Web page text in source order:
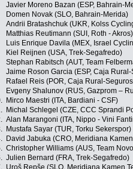
Javier Moreno Bazan (ESP, Bahrain-
Domen Novak (SLO, Bahrain-Merida)
Andrii Bratashchuk (UKR, Kolss
Matthias Reutimann (SUI, Roth - Akros)
Luis Enrique Davila (MEX, Israel
Kiel Reijnen (USA, Trek-Segafredo)
Stephan Rabitsch (AUT, Team
Jaime Roson Garcia (ESP, Caja
Rafael Reis (POR, Caja Rural-
Evgeny Shalunov (RUS, Gazprom –
Mirco Maestri (ITA, Bardiani - CSF)
Michal Schlegel (CZE, CCC Sprandi
Alan Marangoni (ITA, Nippo - Vini
Mustafa Sayar (TUR, Torku Sekerspor)
David Jabuka (CRO, Meridiana
Christopher Williams (AUS, Team
Julien Bernard (FRA, Trek-Segafredo)
Uroš Repše (SLO, Meridiana Kamen